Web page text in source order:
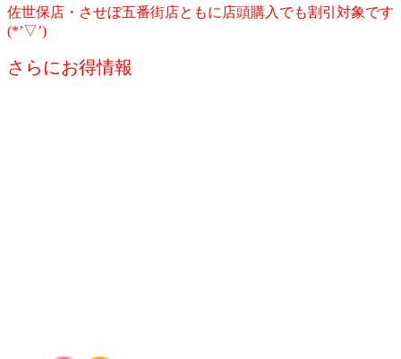
佐世保店・させぼ五番街店ともに店頭購入でも割引対象です
(*’▽’)
さらにお得情報